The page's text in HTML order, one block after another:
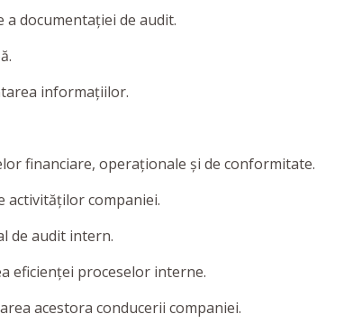
a documentației de audit.
informațiilor.
financiare, operaționale și de conformitate.
activităților companiei.
de audit intern.
eficienței proceselor interne.
acestora conducerii companiei.